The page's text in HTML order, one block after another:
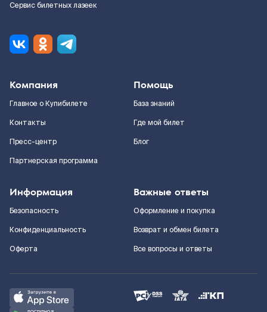
Сервис билетных лазеек
Компания
Главное о Купибилете
Контакты
Пресс-центр
Партнерская программа
Помощь
База знаний
Где мой билет
Блог
Информация
Безопасность
Конфиденциальность
Оферта
Важные ответы
Оформление и покупка
Возврат и обмен билета
Все вопросы и ответы